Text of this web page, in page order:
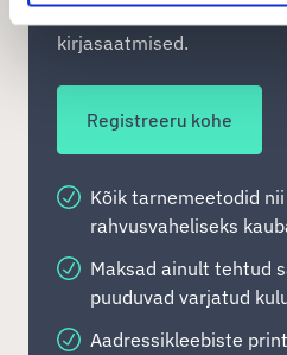
tunniajased
kirjasaatmised.
Registreeru kohe
Kõik tarnemeetodid
rahvusvaheliseks
Maksad ainult tehtud
puuduvad varjatud
Aadressikleebiste